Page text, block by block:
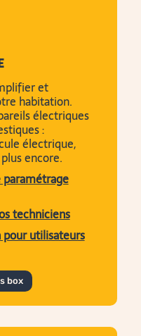
et
habitation.
électriques
:
électrique,
encore.
paramétrage
techniciens
utilisateurs
box